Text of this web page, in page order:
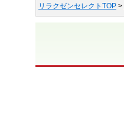
リラクゼンセレクトTOP >